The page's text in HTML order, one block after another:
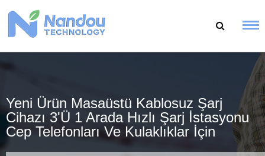
Yeni Ürün Masaüstü Kablosuz Şarj
Cihazı 3'ü 1 Arada Hızlı Şarj İstasyonu
Cep Telefonları Ve Kulaklıklar İçin